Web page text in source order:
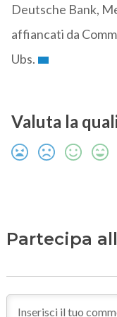
Deutsche Bank,
affiancati da
Ubs.
Valuta la
Partecipa